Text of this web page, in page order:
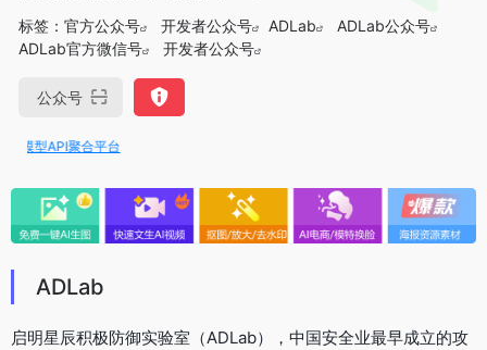
标签： 官方公众号 开发者公众号 ADLab
ADLab公众号
ADLab官方微信号
开发者公众号
公众号
型API聚合平台
ADLab
启明星辰积极防御实验室（ADLab），中国安全业最早成立的攻